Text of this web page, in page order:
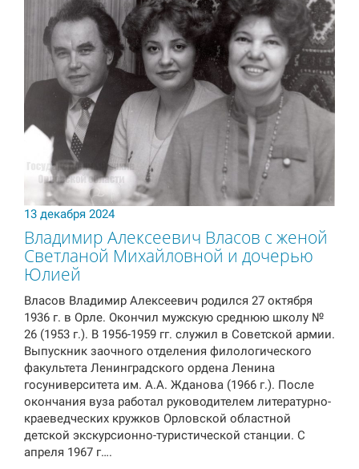
13 декабря 2024
Владимир Алексеевич Власов с женой
Светланой Михайловной и дочерью
Юлией
Власов Владимир Алексеевич родился 27 октября
1936 г. в Орле. Окончил мужскую среднюю школу №
26 (1953 г.). В 1956-1959 гг. служил в Советской армии.
Выпускник заочного отделения филологического
факультета Ленинградского ордена Ленина
госуниверситета им. А.А. Жданова (1966 г.). После
окончания вуза работал руководителем литературно-
краеведческих кружков Орловской областной
детской экскурсионно-туристической станции. С
апреля 1967 г….